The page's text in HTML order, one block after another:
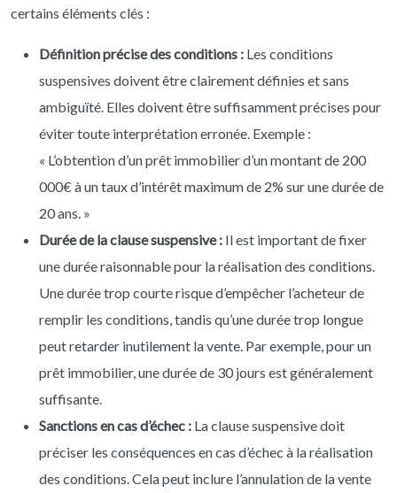
certains éléments clés :
Définition précise des conditions : Les conditions
suspensives doivent être clairement définies et sans
ambiguïté. Elles doivent être suffisamment précises pour
éviter toute interprétation erronée. Exemple :
« L’obtention d’un prêt immobilier d’un montant de 200
000€ à un taux d’intérêt maximum de 2% sur une durée de
20 ans. »
Durée de la clause suspensive : Il est important de fixer
une durée raisonnable pour la réalisation des conditions.
Une durée trop courte risque d’empêcher l’acheteur de
remplir les conditions, tandis qu’une durée trop longue
peut retarder inutilement la vente. Par exemple, pour un
prêt immobilier, une durée de 30 jours est généralement
suffisante.
Sanctions en cas d’échec : La clause suspensive doit
préciser les conséquences en cas d’échec à la réalisation
des conditions. Cela peut inclure l’annulation de la vente